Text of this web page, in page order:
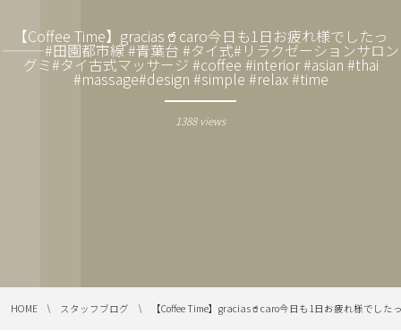
【Coffee Time】gracias🥤caro今日も1日お疲れ様でしたっ
———#田園都市線 #青葉台 #タイ式#リラクゼーションサロン
グミ#タイ古式マッサージ #coffee #interior #asian #thai
#massage#design #simple #relax #time
1388 views
HOME スタッフブログ 【Coffee Time】gracias🥤caro今日も1日お疲れ様でした